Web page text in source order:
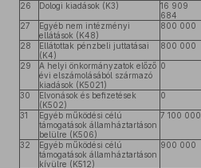
26
Dologi kiadások (K3)
16 909
684
27
Egyéb nem intézményi
ellátások (K48)
800 000
28
Ellátottak pénzbeli juttatásai
(K4)
800 000
29
A helyi önkormányzatok előző
évi elszámolásából származó
kiadások (K5021)
0
30
Elvonások és befizetések
(K502)
0
31
Egyéb működési célú
támogatások államháztartáson
belülre (K506)
7 100 000
32
Egyéb működési célú
támogatások államháztartáson
kívülre (K512)
900 000